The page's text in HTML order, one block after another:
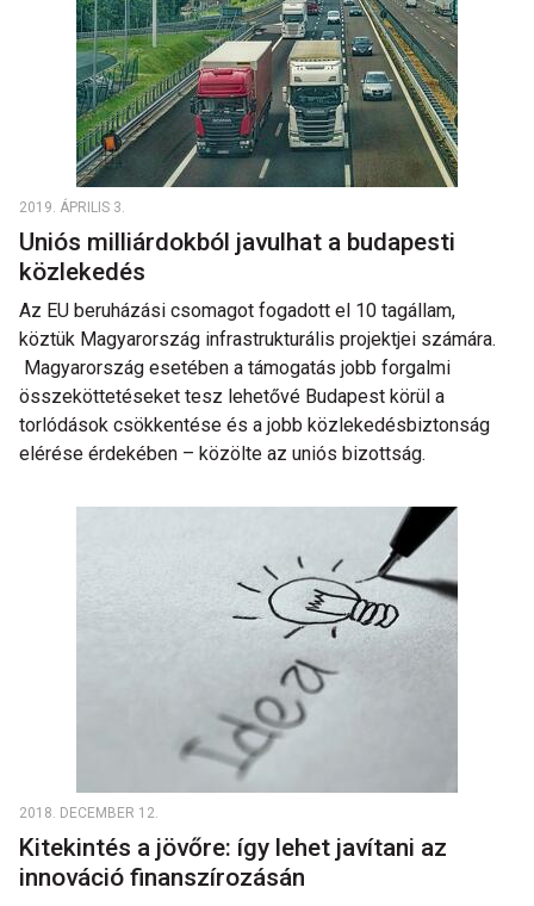
2019. ÁPRILIS 3.
Uniós milliárdokból javulhat a budapesti
közlekedés
Az EU beruházási csomagot fogadott el 10 tagállam,
köztük Magyarország infrastrukturális projektjei számára.
Magyarország esetében a támogatás jobb forgalmi
összeköttetéseket tesz lehetővé Budapest körül a
torlódások csökkentése és a jobb közlekedésbiztonság
elérése érdekében – közölte az uniós bizottság.
2018. DECEMBER 12.
Kitekintés a jövőre: így lehet javítani az
innováció finanszírozásán